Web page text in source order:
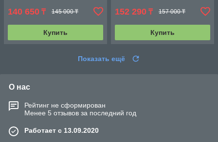
140 650 ₸ 145 000 ₸
Купить
152 290 ₸ 157 000 ₸
Купить
Показать ещё
О нас
Рейтинг не сформирован
Менее 5 отзывов за последний год
Работает с 13.09.2020